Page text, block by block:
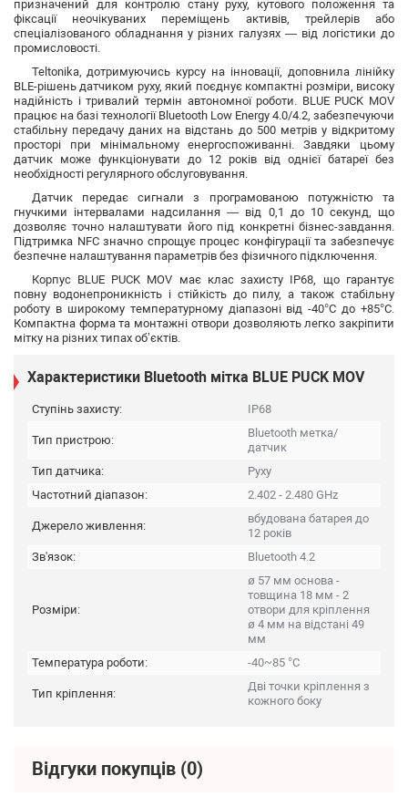
призначений для контролю стану руху, кутового положення та
фіксації неочікуваних переміщень активів, трейлерів або
спеціалізованого обладнання у різних галузях — від логістики до
промисловості.
Teltonika, дотримуючись курсу на інновації, доповнила лінійку
BLE-рішень датчиком руху, який поєднує компактні розміри, високу
надійність і тривалий термін автономної роботи. BLUE PUCK MOV
працює на базі технології Bluetooth Low Energy 4.0/4.2, забезпечуючи
стабільну передачу даних на відстань до 500 метрів у відкритому
просторі при мінімальному енергоспоживанні. Завдяки цьому
датчик може функціонувати до 12 років від однієї батареї без
необхідності регулярного обслуговування.
Датчик передає сигнали з програмованою потужністю та
гнучкими інтервалами надсилання — від 0,1 до 10 секунд, що
дозволяє точно налаштувати його під конкретні бізнес-завдання.
Підтримка NFC значно спрощує процес конфігурації та забезпечує
безпечне налаштування параметрів без фізичного підключення.
Корпус BLUE PUCK MOV має клас захисту IP68, що гарантує
повну водонепроникність і стійкість до пилу, а також стабільну
роботу в широкому температурному діапазоні від -40°C до +85°C.
Компактна форма та монтажні отвори дозволяють легко закріпити
мітку на різних типах об’єктів.
Характеристики Bluetooth мітка BLUE PUCK MOV
Ступінь захисту: IP68
Тип пристрою:
Bluetooth метка/
датчик
Тип датчика:
Руху
Частотний діапазон:
2.402 - 2.480 GHz
Джерело живлення:
вбудована батарея до
12 років
Зв'язок:
Bluetooth 4.2
Розміри:
ø 57 мм основа -
товщина 18 мм - 2
отвори для кріплення
ø 4 мм на відстані 49
мм
Температура роботи:
-40~85 °C
Тип кріплення:
Дві точки кріплення з
кожного боку
Відгуки покупців (0)